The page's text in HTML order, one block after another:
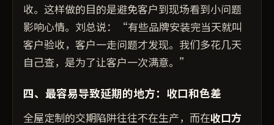
收。这样做的目的是避免客户到现场看到小问题
影响心情。刘总说：“有些品牌安装完当天就叫
客户验收，客户一走问题才发现。我们多花几天
自己查，是为了让客户一次满意。”
四、最容易导致延期的地方：收口和色差
全屋定制的交期陷阱往往不在生产，而在收口方